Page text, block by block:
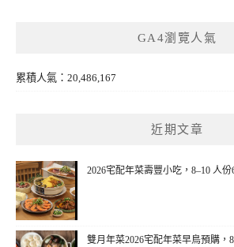
GA4瀏覽人氣
累積人氣：20,486,167
近期文章
2026宅配年菜壽豐小吃，8–10 人
雙月年菜2026宅配年菜早鳥預購，